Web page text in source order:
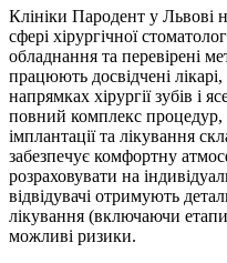
Клініки Пародент у Львові
сфері хірургічної
обладнання та перевірені
працюють досвідчені лікарі,
напрямках хірургії зубів і
повний комплекс процедур,
імплантації та лікування
забезпечує комфортну
розраховувати на
відвідувачі отримують
лікування (включаючи
можливі ризики.